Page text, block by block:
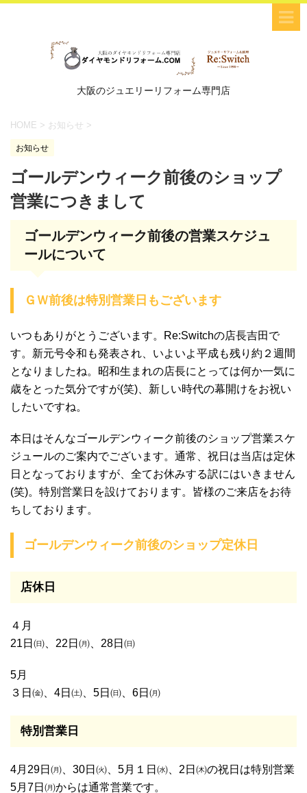
大阪のジュエリーリフォーム専門店
HOME > お知らせ >
お知らせ
ゴールデンウィーク前後のショップ
営業につきまして
ゴールデンウィーク前後の営業スケジュ
ールについて
ＧＷ前後は特別営業日もございます
いつもありがとうございます。Re:Switchの店長吉田で
す。新元号令和も発表され、いよいよ平成も残り約２週間
となりましたね。昭和生まれの店長にとっては何か一気に
歳をとった気分ですが(笑)、新しい時代の幕開けをお祝い
したいですね。
本日はそんなゴールデンウィーク前後のショップ営業スケ
ジュールのご案内でございます。通常、祝日は当店は定休
日となっておりますが、全てお休みする訳にはいきません
(笑)。特別営業日を設けております。皆様のご来店をお待
ちしております。
ゴールデンウィーク前後のショップ定休日
店休日
４月
21日㈰、22日㈪、28日㈰
5月
３日㈮、4日㈯、5日㈰、6日㈪
特別営業日
4月29日㈪、30日㈫、5月１日㈬、2日㈭の祝日は特別営業
5月7日㈪からは通常営業です。